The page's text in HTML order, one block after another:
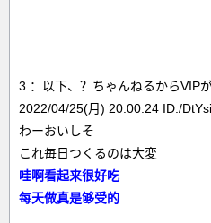
3 ：以下、？ちゃんねるからVIP
2022/04/25(月) 20:00:24 ID:/
わーおいしそ
これ毎日つくるのは大変
哇啊看起来很好吃
每天做真是够受的